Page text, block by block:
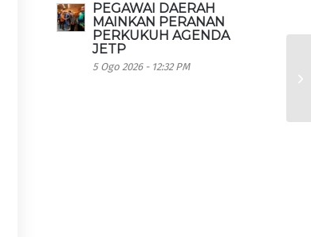
PEGAWAI DAERAH
MAINKAN PERANAN
PERKUKUH AGENDA
JETP
5 Ogo 2026 - 12:32 PM